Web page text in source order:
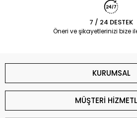
7 / 24 DESTEK
Öneri ve şikayetlerinizi bize
KURUMSAL
MÜŞTERİ